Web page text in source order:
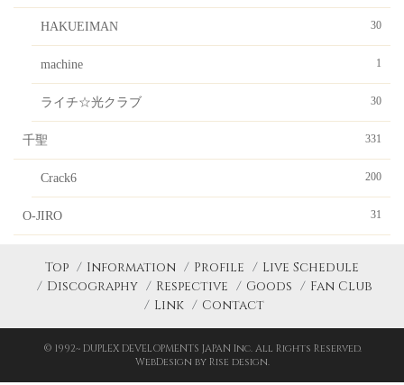
HAKUEIMAN 30
machine 1
ライチ☆光クラブ 30
千聖 331
Crack6 200
O-JIRO 31
Top Information Profile
Live Schedule
Discography
Respective Goods
Fan Club
Link
Contact
© 1992~ DUPLEX DEVELOPMENTS JAPAN Inc. All Rights Reserved.
WebDesign by Rise design.